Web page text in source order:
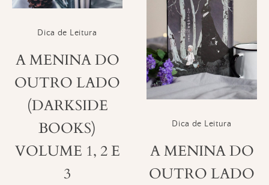
Dica de Leitura
A MENINA DO
OUTRO LADO
(DARKSIDE
BOOKS)
VOLUME 1, 2 E
3
Dica de Leitura
A MENINA DO
OUTRO LADO